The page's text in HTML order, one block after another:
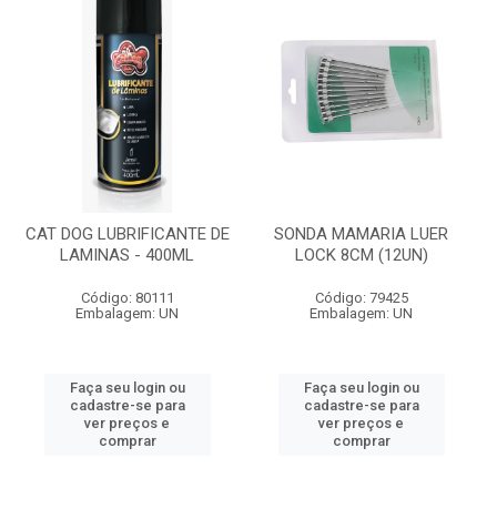
CAT DOG LUBRIFICANTE DE
LAMINAS - 400ML
Código: 80111
Embalagem: UN
Faça seu login ou
cadastre-se para
ver preços e
comprar
SONDA MAMARIA LUER
LOCK 8CM (12UN)
Código: 79425
Embalagem: UN
Faça seu login ou
cadastre-se para
ver preços e
comprar